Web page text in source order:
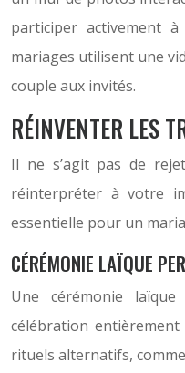
participer activement
mariages utilisent une
couple aux invités.
RÉINVENTER LES
Il ne s’agit pas de
réinterpréter à votre
essentielle pour un
CÉRÉMONIE LAÏQUE
Une cérémonie
célébration
rituels alternatifs,